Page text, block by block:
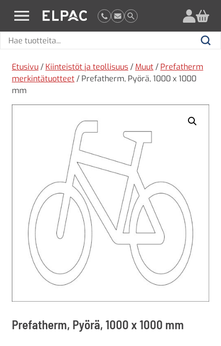
elpac.fi
Hae
Hae
Etusivu / Kiinteistöt ja teollisuus / Muut / Prefatherm
merkintätuotteet / Prefatherm, Pyörä, 1000 x 1000
mm
Prefatherm, Pyörä, 1000 x 1000 mm